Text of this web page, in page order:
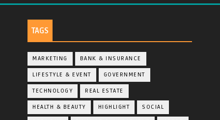
TAGS
MARKETING BANK & INSURANCE
LIFESTYLE & EVENT GOVERNMENT
TECHNOLOGY REAL ESTATE
HEALTH & BEAUTY HIGHLIGHT SOCIAL